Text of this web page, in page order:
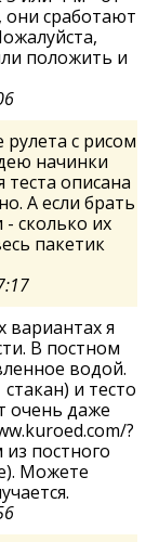
сработают
положить и
с рисом
начинки
описана
А если брать
сколько их
пакетик
вариантах я
В постном
водой.
и тесто
очень даже
?
постного
Можете